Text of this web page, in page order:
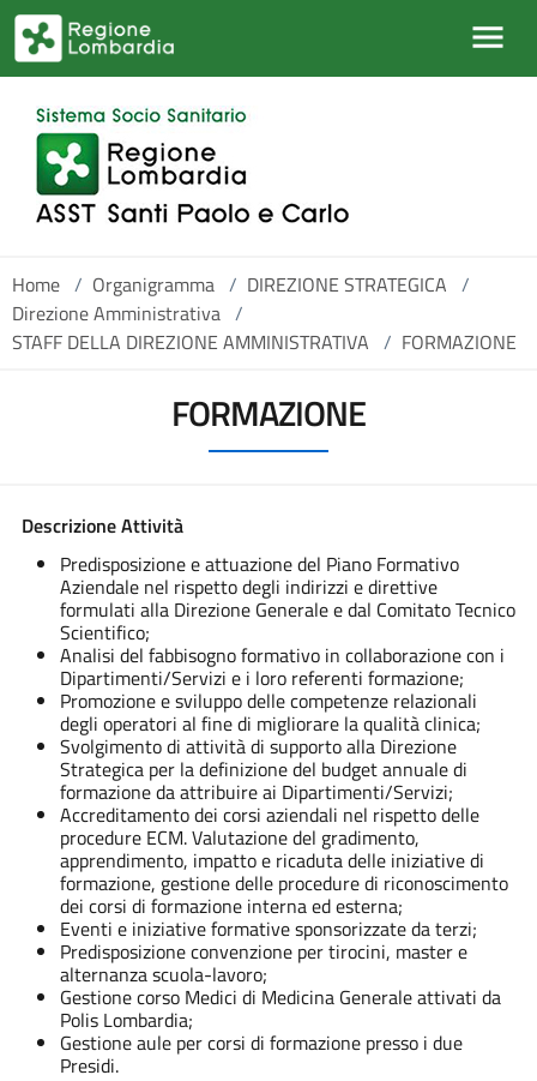
Salta al contenuto principale
Home / Organigramma / DIREZIONE STRATEGICA /
Direzione Amministrativa /
STAFF DELLA DIREZIONE AMMINISTRATIVA / FORMAZIONE
FORMAZIONE
Descrizione Attività
Predisposizione e attuazione del Piano Formativo
Aziendale nel rispetto degli indirizzi e direttive
formulati alla Direzione Generale e dal Comitato Tecnico
Scientifico;
Analisi del fabbisogno formativo in collaborazione con i
Dipartimenti/Servizi e i loro referenti formazione;
Promozione e sviluppo delle competenze relazionali
degli operatori al fine di migliorare la qualità clinica;
Svolgimento di attività di supporto alla Direzione
Strategica per la definizione del budget annuale di
formazione da attribuire ai Dipartimenti/Servizi;
Accreditamento dei corsi aziendali nel rispetto delle
procedure ECM. Valutazione del gradimento,
apprendimento, impatto e ricaduta delle iniziative di
formazione, gestione delle procedure di riconoscimento
dei corsi di formazione interna ed esterna;
Eventi e iniziative formative sponsorizzate da terzi;
Predisposizione convenzione per tirocini, master e
alternanza scuola-lavoro;
Gestione corso Medici di Medicina Generale attivati da
Polis Lombardia;
Gestione aule per corsi di formazione presso i due
Presidi.